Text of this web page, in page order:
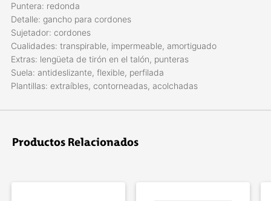
Puntera: redonda
Detalle: gancho para cordones
Sujetador: cordones
Cualidades: transpirable, impermeable, amortiguado
Extras: lengüeta de tirón en el talón, punteras
Suela: antideslizante, flexible, perfilada
Plantillas: extraíbles, contorneadas, acolchadas
Productos Relacionados